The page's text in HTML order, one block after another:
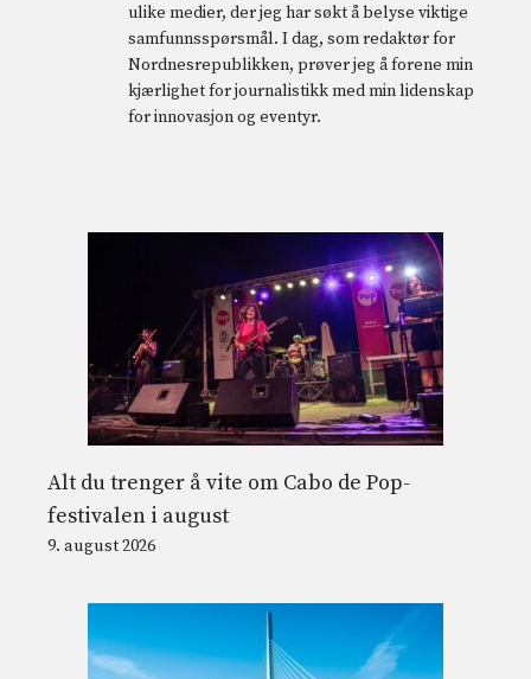
ulike medier, der jeg har søkt å belyse viktige
samfunnsspørsmål. I dag, som redaktør for
Nordnesrepublikken, prøver jeg å forene min
kjærlighet for journalistikk med min lidenskap
for innovasjon og eventyr.
Alt du trenger å vite om Cabo de Pop-
festivalen i august
9. august 2026